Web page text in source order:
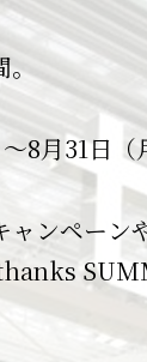
1日に
お客様、
すべての方
て、様々
す。
だ40年の節
。
8月31日（
ャンペーン
せんか？
結で雨にぬ
ットもたく
らご確認く
用いただ
させてい
常営業いた
通行出来ま
ます。
業時間情報
21:00、【
営業、時
！
る！
！
いただき
安全確保
ますので、
めご確認
避難指示